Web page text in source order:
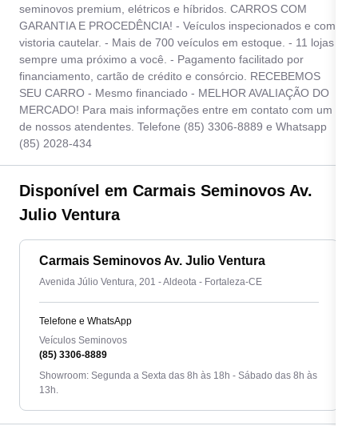
seminovos premium, elétricos e híbridos. CARROS COM
GARANTIA E PROCEDÊNCIA! - Veículos inspecionados e com
vistoria cautelar. - Mais de 700 veículos em estoque. - 11 lojas
sempre uma próximo a você. - Pagamento facilitado por
financiamento, cartão de crédito e consórcio. RECEBEMOS
SEU CARRO - Mesmo financiado - MELHOR AVALIAÇÃO DO
MERCADO! Para mais informações entre em contato com um
de nossos atendentes. Telefone (85) 3306-8889 e Whatsapp
(85) 2028-434
Disponível em Carmais Seminovos Av.
Julio Ventura
Carmais Seminovos Av. Julio Ventura
Avenida Júlio Ventura, 201 - Aldeota - Fortaleza-CE
Telefone e WhatsApp
Veículos Seminovos
(85) 3306-8889
Showroom: Segunda a Sexta das 8h às 18h - Sábado das 8h às
13h.
Enviar